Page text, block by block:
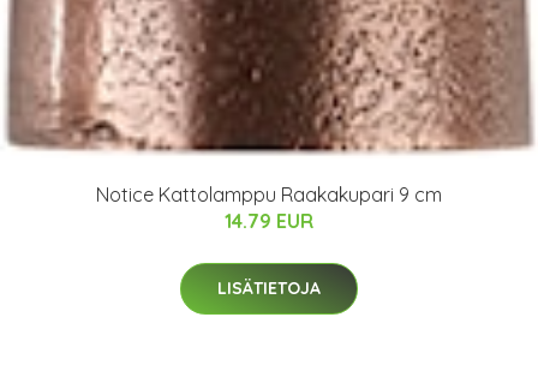
Notice Kattolamppu Raakakupari 9 cm
14.79 EUR
LISÄTIETOJA